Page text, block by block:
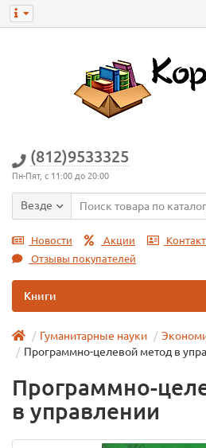
(812)9533325
Пн-Пят, с 11:00 до 20:00
Везде
Новости Акции
Отзывы покупателей
Книги
Гуманитарные науки
Программно-целевой метод в
Программно-
в управлении